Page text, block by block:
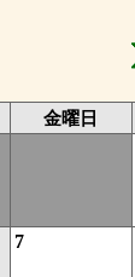
金曜日
7